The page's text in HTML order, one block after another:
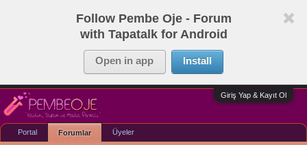
Follow Pembe Oje - Forum
with Tapatalk for Android
Open in app Install
Giriş Yap & Kayıt Ol
Portal Forumlar Üyeler